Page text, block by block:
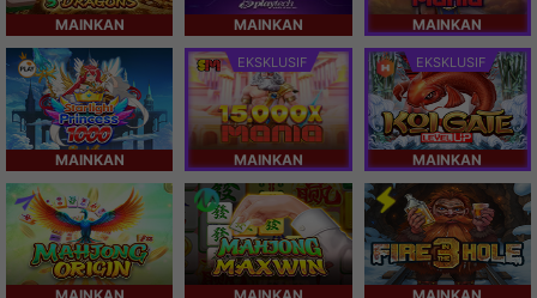
MAINKAN MAINKAN MAINKAN
MAINKAN
EKSKLUSIF
MAINKAN
EKSKLUSIF
MAINKAN